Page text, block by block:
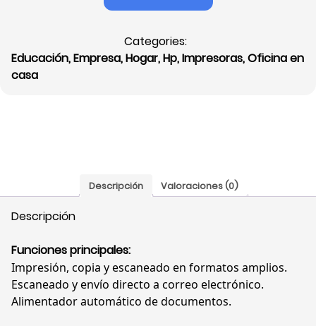
OfficeJet
22
Categories:
Educación,Empresa,Hogar,Hp,Impresoras,Oficina en
casa
Descripción Valoraciones (0)
Descripción
Funciones principales:
Impresión, copia y escaneado en formatos amplios.
Escaneado y envío directo a correo electrónico.
Alimentador automático de documentos.